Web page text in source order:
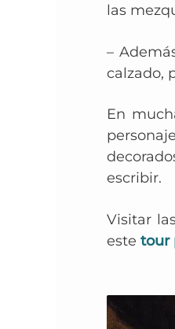
las
–
calzado,
En
escribir.
Visitar
este tour